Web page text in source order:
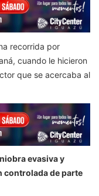
recorrida por
cuando le hicieron
que se acercaba al
evasiva y
controlada de parte